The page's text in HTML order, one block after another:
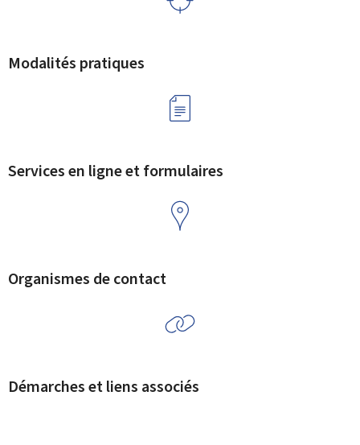
Modalités pratiques
Services en ligne et formulaires
Organismes de contact
Démarches et liens associés